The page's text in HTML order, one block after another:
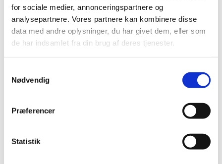
for sociale medier, annonceringspartnere og
analysepartnere. Vores partnere kan kombinere disse
data med andre oplysninger, du har givet dem, eller som
de har indsamlet fra din brug af deres tjenester.
Nødvendig
Præferencer
Statistik
Automatisk
op-/nedblænding
Bakkamera
Bluetooth
DAB+ radio
Digital
El indst. forsæder
El-foldbare spejle m.